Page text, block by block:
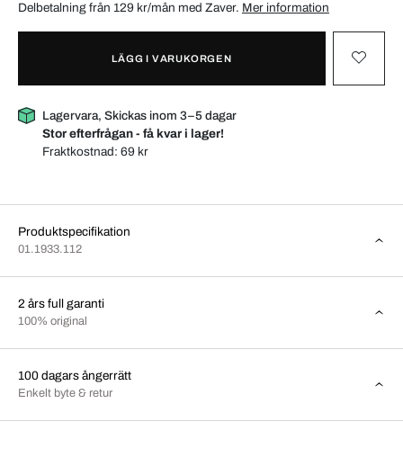
Delbetalning från 129 kr/mån med Zaver. Mer information
LÄGG I VARUKORGEN
Lagervara, Skickas inom 3–5 dagar
Stor efterfrågan - få kvar i lager!
Fraktkostnad:69 kr
Produktspecifikation
01.1933.112
2 års full garanti
100% original
100 dagars ångerrätt
Enkelt byte & retur